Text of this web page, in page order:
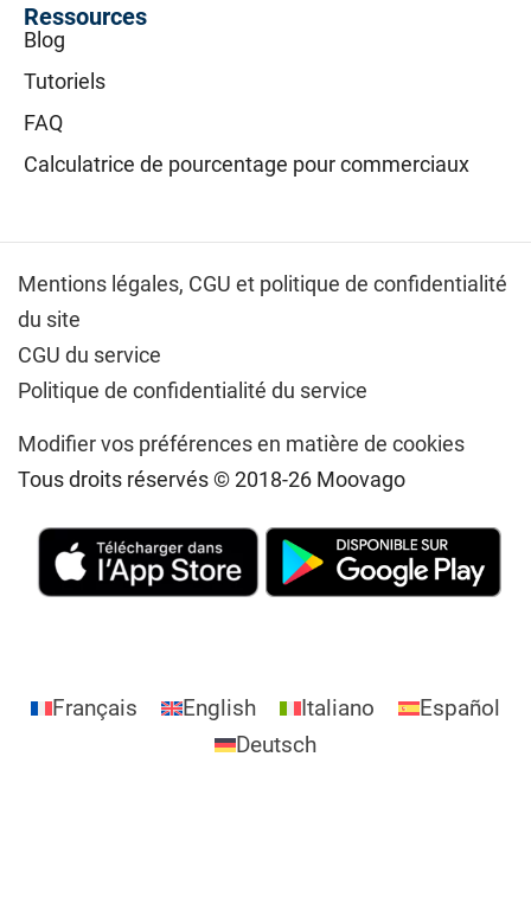
Ressources
Blog
Tutoriels
FAQ
Calculatrice de pourcentage pour commerciaux
Mentions légales, CGU et politique de confidentialité
du site
CGU du service
Politique de confidentialité du service
Modifier vos préférences en matière de cookies
Tous droits réservés © 2018-26 Moovago
Français English Italiano
Español
Deutsch